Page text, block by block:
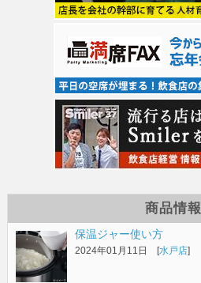
商品情報
保温ジャー使い方
2024年01月11日 [水戸店]